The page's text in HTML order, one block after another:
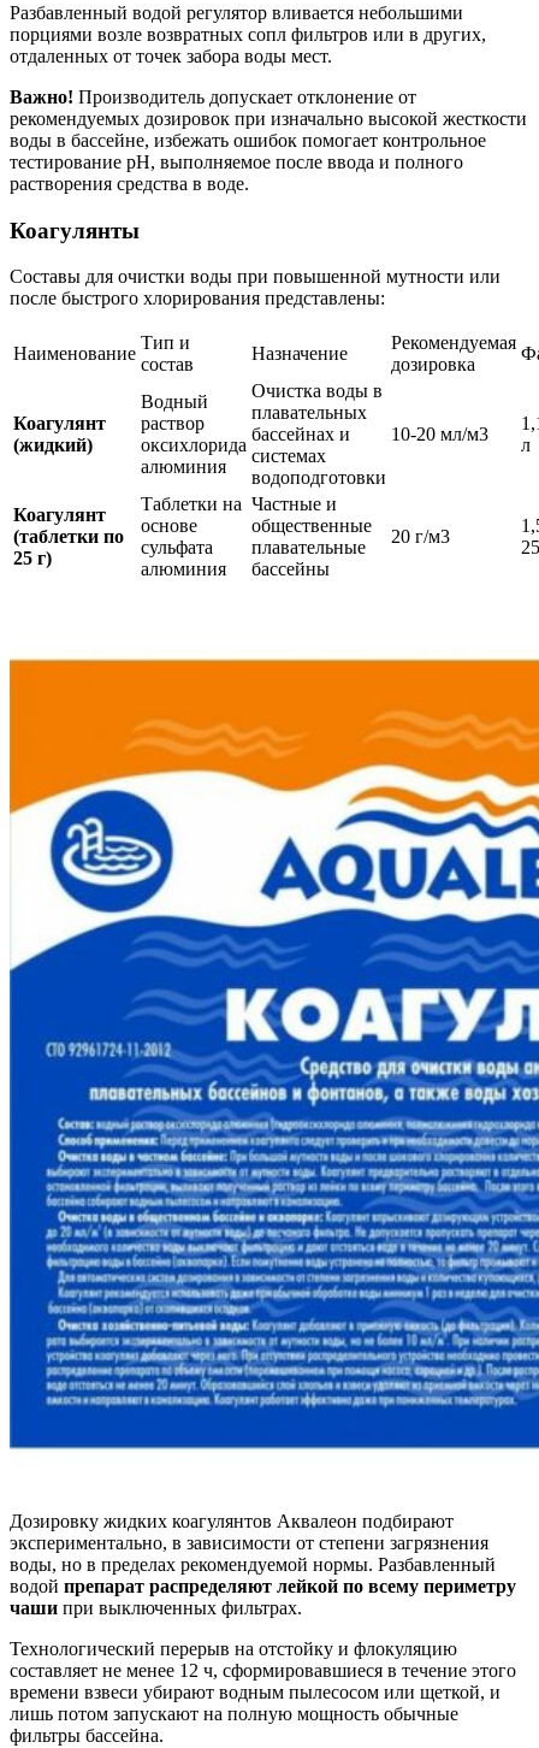
Разбавленный водой регулятор вливается небольшими
порциями возле возвратных сопл фильтров или в других,
отдаленных от точек забора воды мест.
Важно! Производитель допускает отклонение от
рекомендуемых дозировок при изначально высокой жесткости
воды в бассейне, избежать ошибок помогает контрольное
тестирование рН, выполняемое после ввода и полного
растворения средства в воде.
Коагулянты
Составы для очистки воды при повышенной мутности или
после быстрого хлорирования представлены:
Наименование
Тип и
состав
Назначение
Рекомендуемая
дозировка
Коагулянт
(жидкий)
Водный
раствор
оксихлорида
алюминия
Очистка воды в
плавательных
бассейнах и
системах
водоподготовки
10-20 мл/м3
л
Коагулянт
(таблетки по
25 г)
Таблетки на
основе
сульфата
алюминия
Частные и
общественные
плавательные
бассейны
20 г/м3
Дозировку жидких коагулянтов Аквалеон подбирают
экспериментально, в зависимости от степени загрязнения
воды, но в пределах рекомендуемой нормы. Разбавленный
водой препарат распределяют лейкой по всему периметру
чаши при выключенных фильтрах.
Технологический перерыв на отстойку и флокуляцию
составляет не менее 12 ч, сформировавшиеся в течение этого
времени взвеси убирают водным пылесосом или щеткой, и
лишь потом запускают на полную мощность обычные
фильтры бассейна.